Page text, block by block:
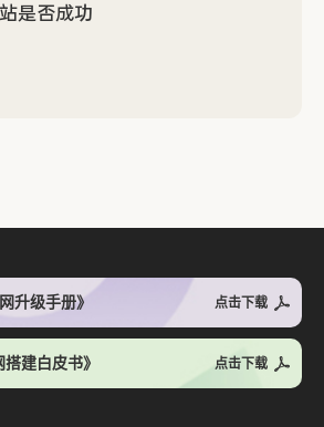
是否成功
升级手册》 点击下载
建白皮书》 点击下载